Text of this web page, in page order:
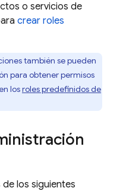
o servicios de
crear roles
también se pueden
para obtener permisos
losroles predefinidos de
los siguientes